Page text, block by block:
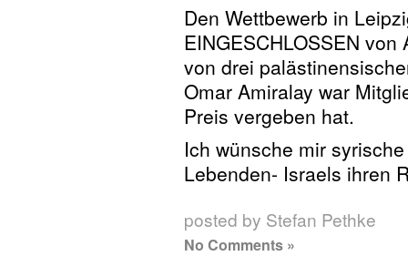
Den Wettbewerb in
EINGESCHLOSSEN
von drei
Omar Amiralay war
Preis vergeben hat.
Ich wünsche mir
Lebenden- Israels ihren
posted by Stefan Pethke
No Comments »